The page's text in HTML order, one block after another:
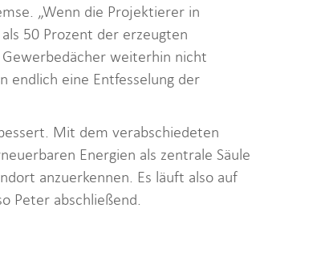
„Wenn die Projektierer in
50 Prozent der erzeugten
weiterhin nicht
endlich eine Entfesselung der
Mit dem verabschiedeten
Energien als zentrale Säule
anzuerkennen. Es läuft also auf
Peter abschließend.